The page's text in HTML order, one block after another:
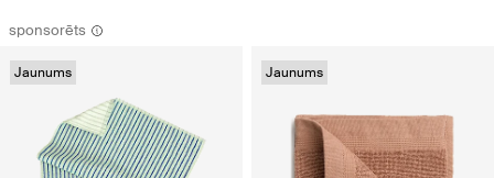
sponsorēts
Jaunums Jaunums